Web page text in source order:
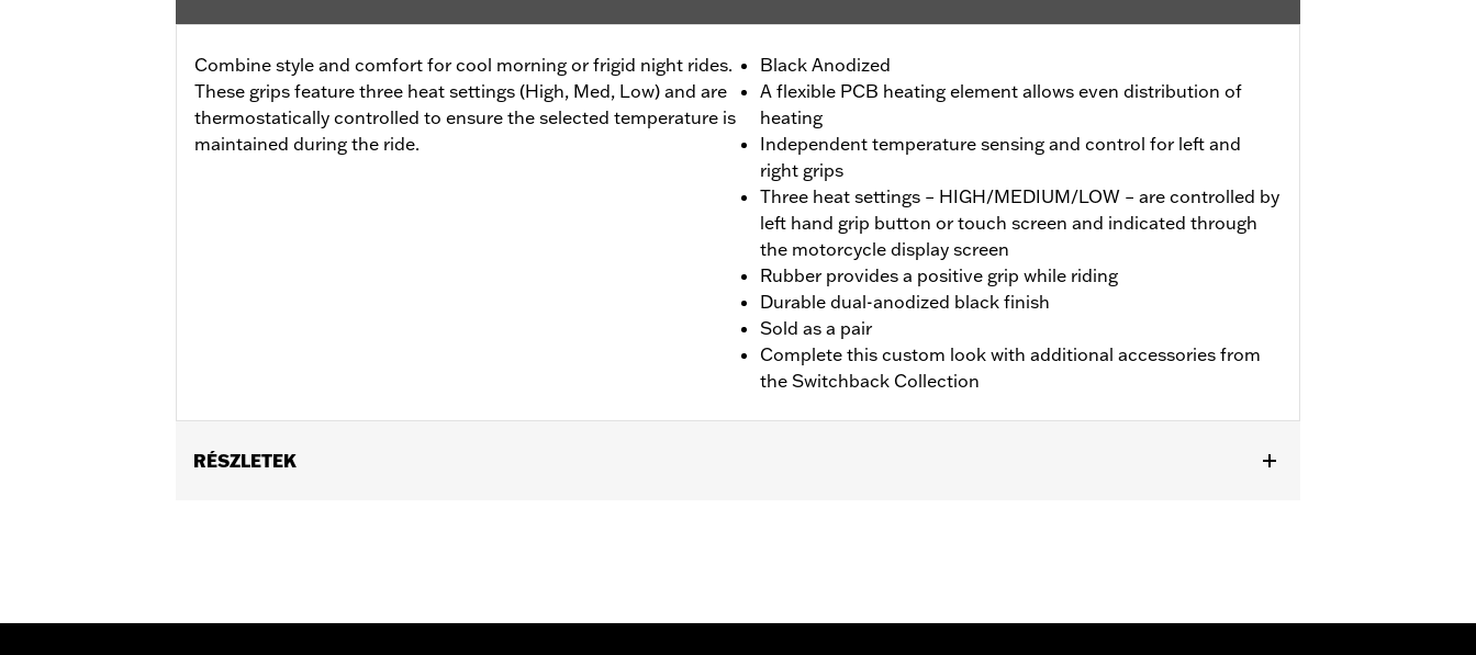
Combine style and comfort for cool morning or frigid night rides.
These grips feature three heat settings (High, Med, Low) and are
thermostatically controlled to ensure the selected temperature is
maintained during the ride.
Black Anodized
A flexible PCB heating element allows even distribution of
heating
Independent temperature sensing and control for left and
right grips
Three heat settings – HIGH/MEDIUM/LOW – are controlled by
left hand grip button or touch screen and indicated through
the motorcycle display screen
Rubber provides a positive grip while riding
Durable dual-anodized black finish
Sold as a pair
Complete this custom look with additional accessories from
the Switchback Collection
RÉSZLETEK
Collection:Switchback